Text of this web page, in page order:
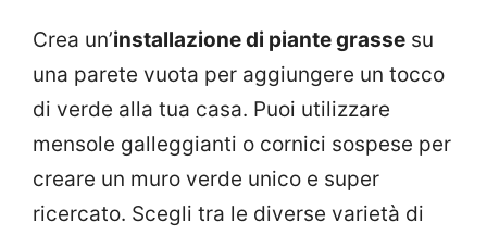
Crea un’installazione di piante grasse su
una parete vuota per aggiungere un tocco
di verde alla tua casa. Puoi utilizzare
mensole galleggianti o cornici sospese per
creare un muro verde unico e super
ricercato. Scegli tra le diverse varietà di